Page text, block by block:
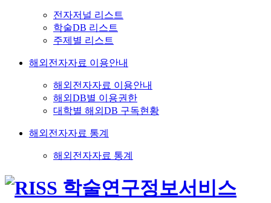
전자저널 리스트
학술DB 리스트
주제별 리스트
해외전자자료 이용안내
해외전자자료 이용안내
해외DB별 이용권한
대학별 해외DB 구독현황
해외전자자료 통계
해외전자자료 통계